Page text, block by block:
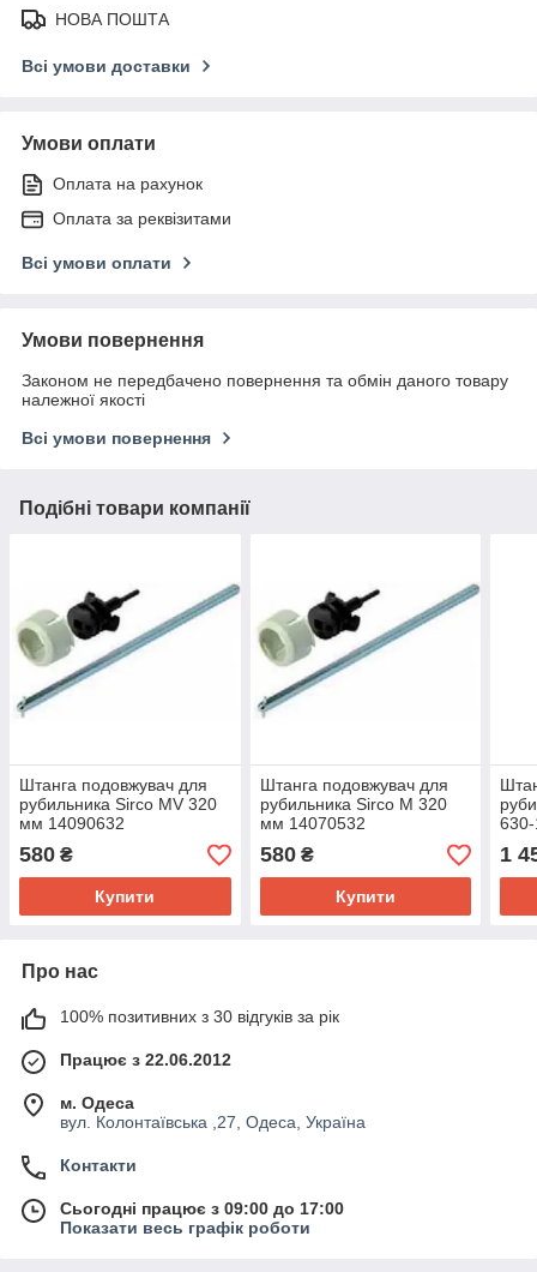
НОВА ПОШТА
Всі умови доставки
Умови оплати
Оплата на рахунок
Оплата за реквізитами
Всі умови оплати
Умови повернення
Законом не передбачено повернення та обмін даного товару
належної якості
Всі умови повернення
Подібні товари компанії
Штанга подовжувач для
рубильника Sirco MV 320
мм 14090632
580 ₴
Купити
Штанга подовжувач для
рубильника Sirco M 320
мм 14070532
580₴
Купити
1
Про нас
100% позитивних з 30 відгуків за рік
Працює з 22.06.2012
м. Одеса
вул. Колонтаївська ,27, Одеса, Україна
Контакти
Сьогодні працює з 09:00 до 17:00
Показати весь графік роботи